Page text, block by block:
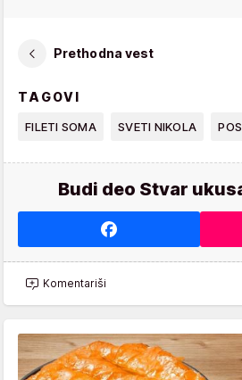
Prethodna vest
TAGOVI
FILETI SOMA SVETI NIKOLA
Budi deo Stvar
Komentariši